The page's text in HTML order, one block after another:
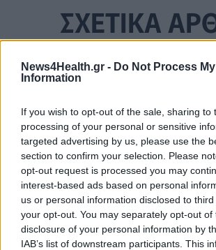
News4Health.gr - Do Not Process
Information
If you wish to opt-out of the sale, sharing to
processing of your personal or sensitive
targeted advertising by us, please use the
section to confirm your selection. Please
opt-out request is processed you may
interest-based ads based on personal
us or personal information disclosed to
your opt-out. You may separately opt-out of
disclosure of your personal information by
IAB’s list of downstream participants. This
ΣΧΕΤΙΚΑ
ΥΓΕΊΑ 07/08/2026 - 10:30